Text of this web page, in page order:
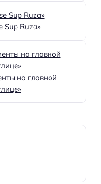
Sup Ruza»
на главной